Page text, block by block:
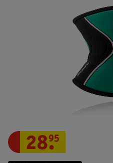
28.
95